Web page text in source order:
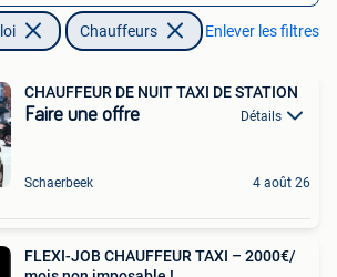
Chauffeurs Enlever les filtres
CHAUFFEUR DE NUIT TAXI DE STATION
Faire une offre Détails
Schaerbeek 4 août 26
FLEXI-JOB CHAUFFEUR TAXI – 2000€/